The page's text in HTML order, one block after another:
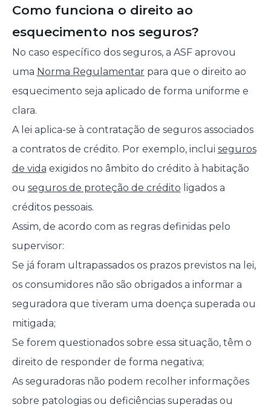
Como funciona o direito ao
esquecimento nos seguros?
No caso específico dos seguros, a ASF aprovou
uma Norma Regulamentarpara que o direito ao
esquecimento seja aplicado de forma uniforme e
clara.
A lei aplica-se à contratação de seguros associados
a contratos de crédito. Por exemplo, inclui seguros
de vida exigidos no âmbito do crédito à habitação
ou seguros de proteção de crédito ligados a
créditos pessoais.
Assim, de acordo com as regras definidas pelo
supervisor:
Se já foram ultrapassados os prazos previstos na lei,
os consumidores não são obrigados a informar a
seguradora que tiveram uma doença superada ou
mitigada;
Se forem questionados sobre essa situação, têm o
direito de responder de forma negativa;
As seguradoras não podem recolher informações
sobre patologias ou deficiências superadas ou